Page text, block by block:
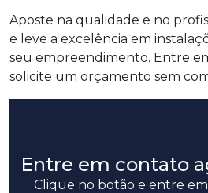
Aposte na qualidade e no
e leve a excelência em
seu empreendimento. Entre
solicite um orçamento sem
Entre em contato
Clique no botão e entre